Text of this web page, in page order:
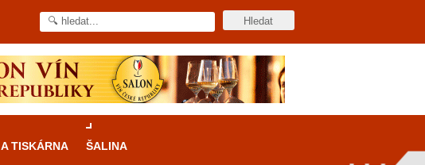
TISKÁRNA ŠALINA